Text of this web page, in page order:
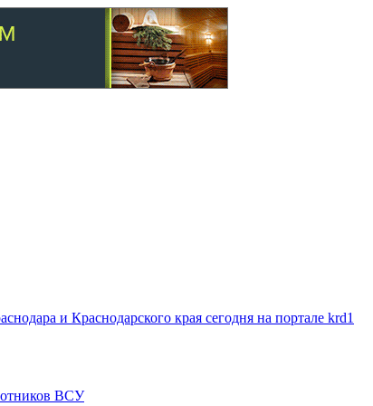
и Краснодарского края сегодня на портале krd1
ВСУ